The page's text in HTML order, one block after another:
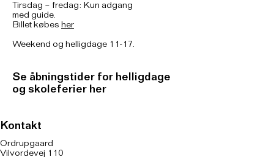
Tirsdag – fredag: Kun adgang
med guide.
Billet købes her
Weekend og helligdage 11-17.
Se åbningstider for helligdage
og skoleferier her
Kontakt
Ordrupgaard
Vilvordevej 110